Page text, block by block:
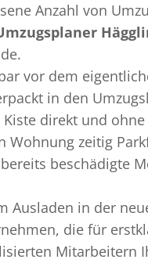
Anzahl von
vor dem
in den
direkt und
zeitig
beschädigte
Ausladen in der
die für
Mitarbeitern